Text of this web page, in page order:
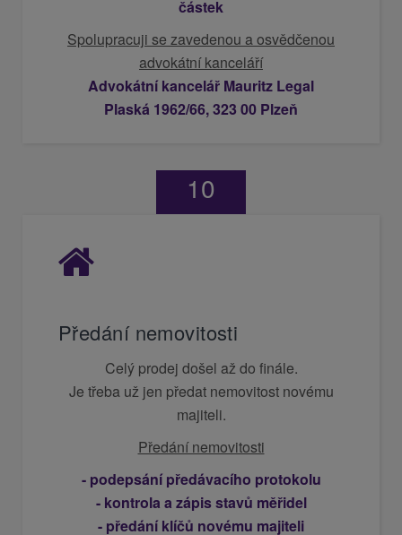
částek
Spolupracuji se zavedenou a osvědčenou
advokátní kanceláří
Advokátní kancelář Mauritz Legal
Plaská 1962/66, 323 00 Plzeň
10
Předání nemovitosti
Celý prodej došel až do finále.
Je třeba už jen předat nemovitost novému
majiteli.
Předání nemovitosti
- podepsání předávacího protokolu
- kontrola a zápis stavů měřidel
- předání klíčů novému majiteli